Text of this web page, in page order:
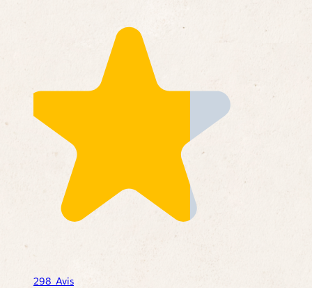
298 Avis